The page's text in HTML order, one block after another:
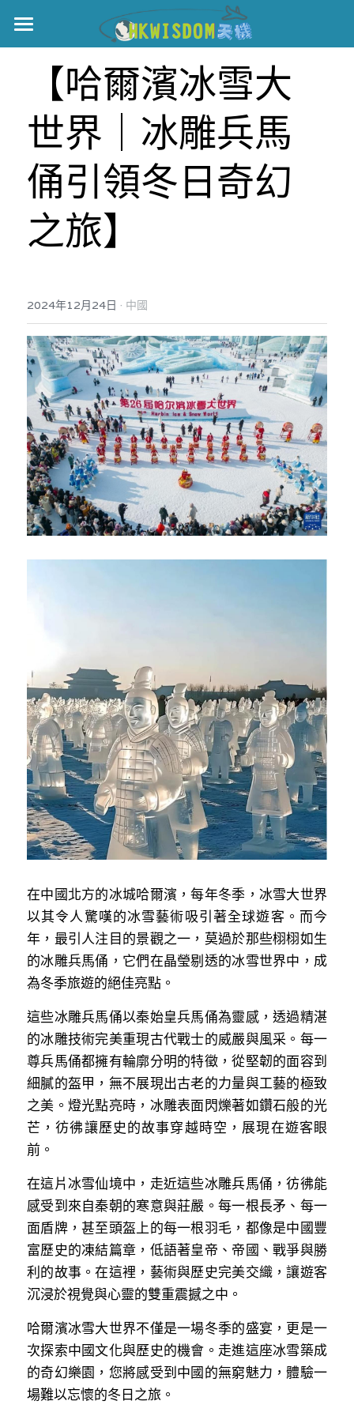
主頁
世界盃
伊美戰爭
黎智英案
正本清源•黎智英案
美西媒體謊言實錄
宏福火災
宏福‧革新
宏福火災正視聽
記錄．宏福苑火災
港聞
國際
娛樂
反華推手你要知
反華推手懶人包
民主派騙案十式
反華推手起底
美西霸凌內幕
KOL 專欄
林淑芳專欄
屈穎妍專欄
朱庭萱專欄
高松傑專欄
林伯強專欄
馮煒光專欄
趙處機專欄
KOL 精選
大衛sir專欄
曾子晴 - 晴深直說
龔靜儀大律師專欄
陳貴春大律師專欄
陳子遷律師專欄
羅浚軒專欄
溫志倫專欄
汪明欣專欄
莊豪鋒專欄
香港科技專上書院｜專欄
絕密法庭檔案
醫院口岸爆炸案
屠龍小隊案
生活
吃喝玩指南
關於我們
支持讚助
條款及細則
關於我們
English
【哈爾濱冰雪大
世界｜冰雕兵馬
俑引領冬日奇幻
之旅】
2024年12月24日 · 中國
在中國北方的冰城哈爾濱，每年冬季，冰雪大世界
以其令人驚嘆的冰雪藝術吸引著全球遊客。而今
年，最引人注目的景觀之一，莫過於那些栩栩如生
的冰雕兵馬俑，它們在晶瑩剔透的冰雪世界中，成
為冬季旅遊的絕佳亮點。
這些冰雕兵馬俑以秦始皇兵馬俑為靈感，透過精湛
的冰雕技術完美重現古代戰士的威嚴與風采。每一
尊兵馬俑都擁有輪廓分明的特徵，從堅韌的面容到
細膩的盔甲，無不展現出古老的力量與工藝的極致
之美。燈光點亮時，冰雕表面閃爍著如鑽石般的光
芒，彷彿讓歷史的故事穿越時空，展現在遊客眼
前。
在這片冰雪仙境中，走近這些冰雕兵馬俑，彷彿能
感受到來自秦朝的寒意與莊嚴。每一根長矛、每一
面盾牌，甚至頭盔上的每一根羽毛，都像是中國豐
富歷史的凍結篇章，低語著皇帝、帝國、戰爭與勝
利的故事。在這裡，藝術與歷史完美交織，讓遊客
沉浸於視覺與心靈的雙重震撼之中。
哈爾濱冰雪大世界不僅是一場冬季的盛宴，更是一
次探索中國文化與歷史的機會。走進這座冰雪築成
的奇幻樂園，您將感受到中國的無窮魅力，體驗一
場難以忘懷的冬日之旅。